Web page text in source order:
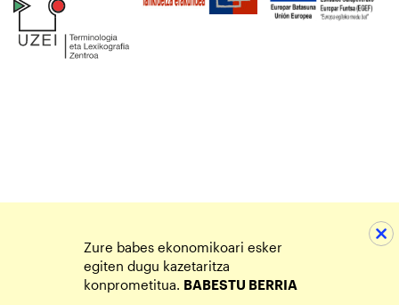
Zure babes ekonomikoari esker
egiten dugu kazetaritza
konprometitua. BABESTU BERRIA